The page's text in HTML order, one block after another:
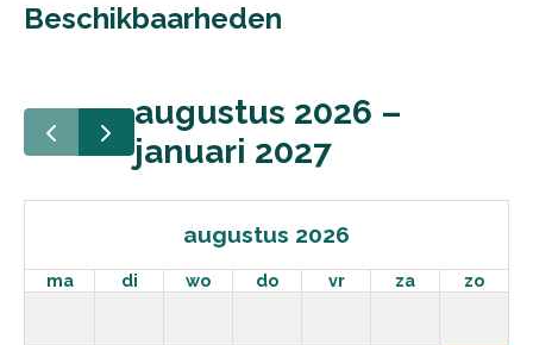
Beschikbaarheden
augustus 2026 –
januari 2027
augustus 2026
ma di wo do vr za zo